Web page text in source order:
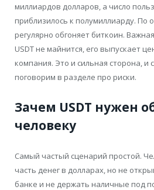
миллиардов долларов, а число
приблизилось к полумиллиарду. По
регулярно обгоняет биткоин.
USDT не майнится, его выпускает
компания. Это и сильная сторона, и
поговорим в разделе про риски.
Зачем USDT нужен
человеку
Самый частый сценарий простой.
часть денег в долларах, но не
банке и не держать наличные под